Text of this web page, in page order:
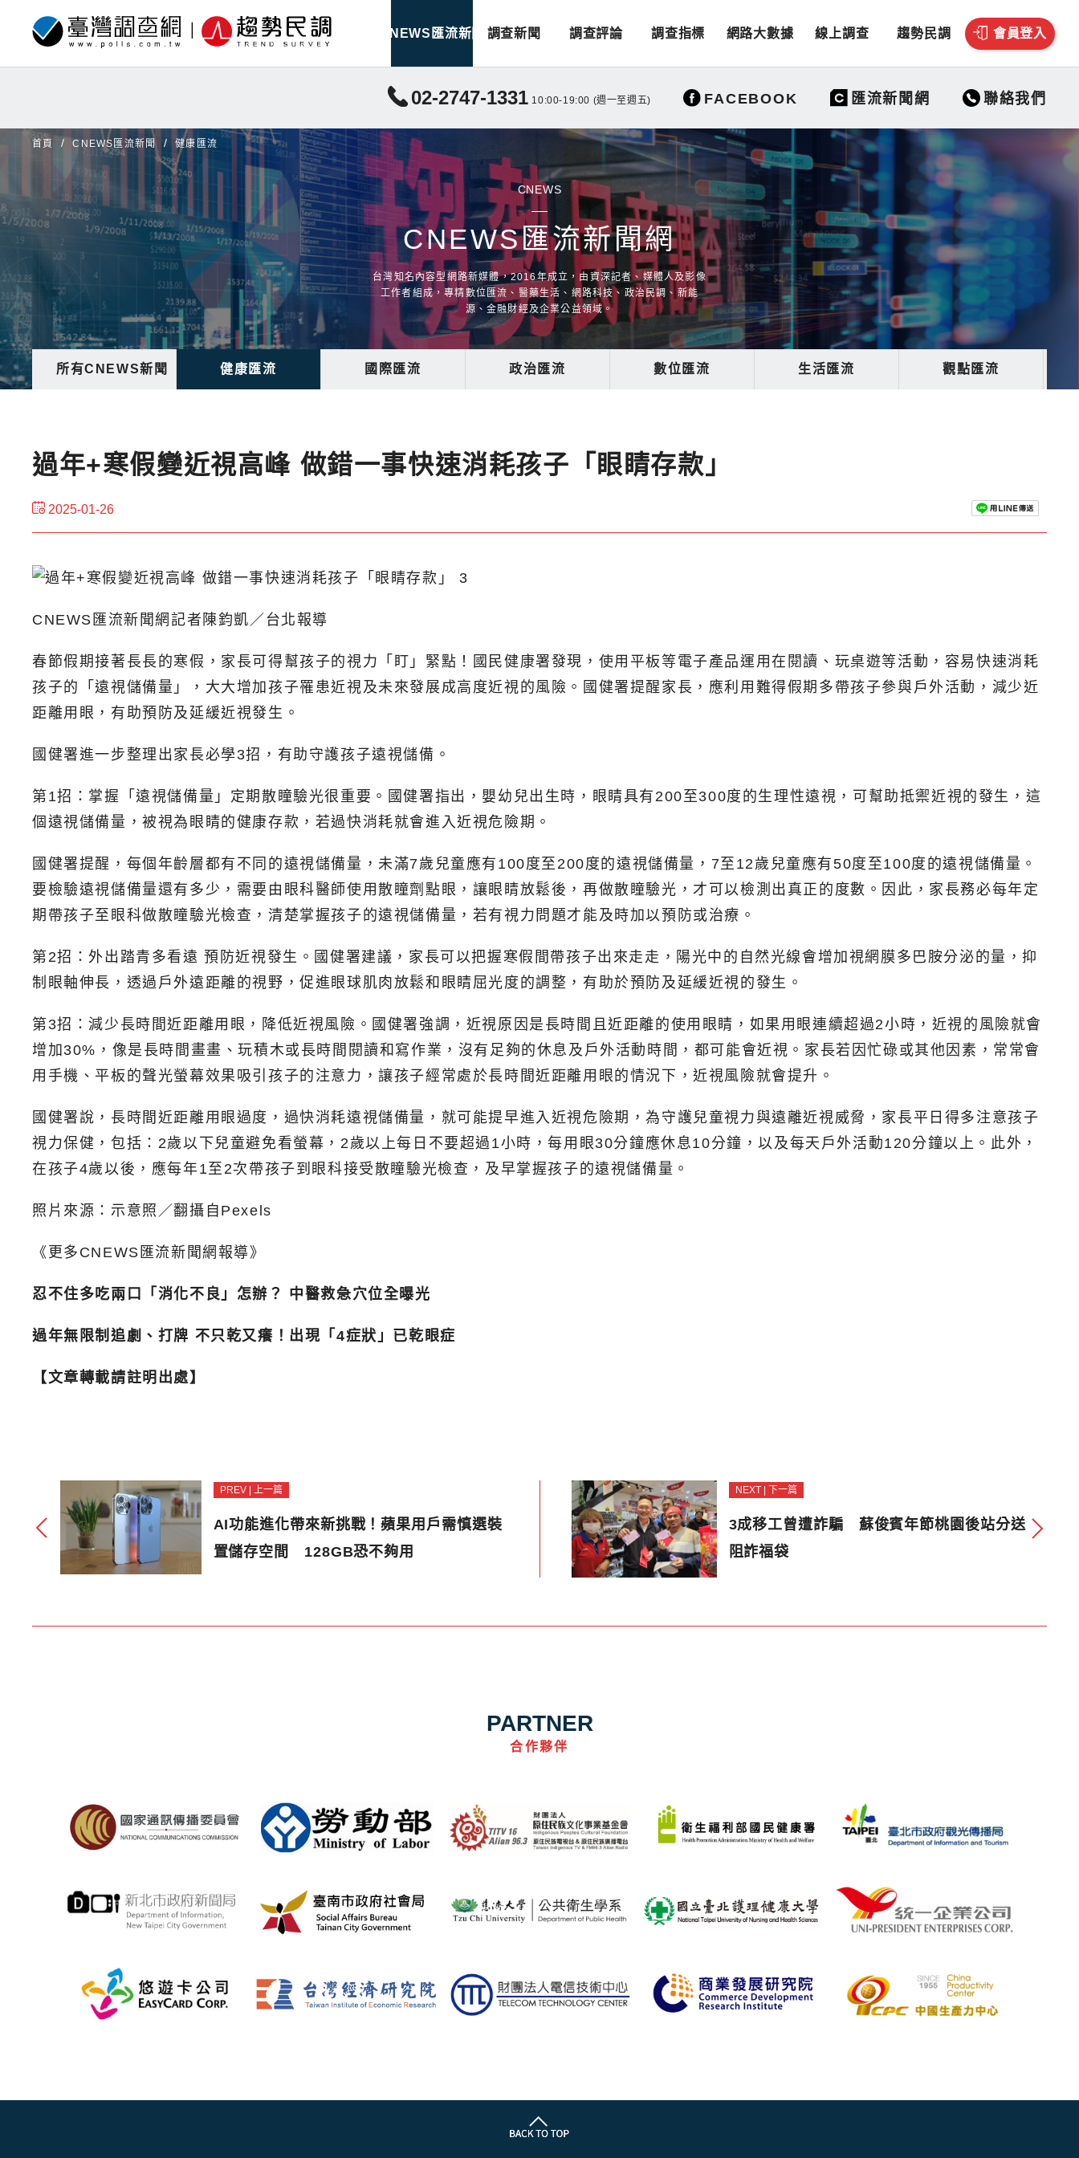
CNEWS匯流新聞 調查新聞 調查評論 調查指標 網路大數據 線上調查 趨勢民調 會員登入
02-2747-1331 10:00-19:00 (週一至週五) FACEBOOK 匯流新聞網 聯絡我們
首頁 CNEWS匯流新聞 健康匯流
CNEWS
CNEWS匯流新聞網
台灣知名內容型網路新媒體，2016年成立，由資深記者、媒體人及影像
工作者組成，專精數位匯流、醫藥生活、網路科技、政治民調、新能
源、金融財經及企業公益領域。
所有CNEWS新聞 健康匯流 國際匯流 政治匯流 數位匯流 生活匯流 觀點匯流
過年+寒假變近視高峰 做錯一事快速消耗孩子「眼睛存款」
2025-01-26
CNEWS匯流新聞網記者陳鈞凱／台北報導
春節假期接著長長的寒假，家長可得幫孩子的視力「盯」緊點！國民健康署發現，使用平板等電子產品運用在閱讀、玩桌遊等活動，容易快速消耗
孩子的「遠視儲備量」，大大增加孩子罹患近視及未來發展成高度近視的風險。國健署提醒家長，應利用難得假期多帶孩子參與戶外活動，減少近
距離用眼，有助預防及延緩近視發生。
國健署進一步整理出家長必學3招，有助守護孩子遠視儲備。
第1招：掌握「遠視儲備量」定期散瞳驗光很重要。國健署指出，嬰幼兒出生時，眼睛具有200至300度的生理性遠視，可幫助抵禦近視的發生，這
個遠視儲備量，被視為眼睛的健康存款，若過快消耗就會進入近視危險期。
國健署提醒，每個年齡層都有不同的遠視儲備量，未滿7歲兒童應有100度至200度的遠視儲備量，7至12歲兒童應有50度至100度的遠視儲備量。
要檢驗遠視儲備量還有多少，需要由眼科醫師使用散瞳劑點眼，讓眼睛放鬆後，再做散瞳驗光，才可以檢測出真正的度數。因此，家長務必每年定
期帶孩子至眼科做散瞳驗光檢查，清楚掌握孩子的遠視儲備量，若有視力問題才能及時加以預防或治療。
第2招：外出踏青多看遠 預防近視發生。國健署建議，家長可以把握寒假間帶孩子出來走走，陽光中的自然光線會增加視網膜多巴胺分泌的量，抑
制眼軸伸長，透過戶外遠距離的視野，促進眼球肌肉放鬆和眼睛屈光度的調整，有助於預防及延緩近視的發生。
第3招：減少長時間近距離用眼，降低近視風險。國健署強調，近視原因是長時間且近距離的使用眼睛，如果用眼連續超過2小時，近視的風險就會
增加30%，像是長時間畫畫、玩積木或長時間閱讀和寫作業，沒有足夠的休息及戶外活動時間，都可能會近視。家長若因忙碌或其他因素，常常會
用手機、平板的聲光螢幕效果吸引孩子的注意力，讓孩子經常處於長時間近距離用眼的情況下，近視風險就會提升。
國健署說，長時間近距離用眼過度，過快消耗遠視儲備量，就可能提早進入近視危險期，為守護兒童視力與遠離近視威脅，家長平日得多注意孩子
視力保健，包括：2歲以下兒童避免看螢幕，2歲以上每日不要超過1小時，每用眼30分鐘應休息10分鐘，以及每天戶外活動120分鐘以上。此外，
在孩子4歲以後，應每年1至2次帶孩子到眼科接受散瞳驗光檢查，及早掌握孩子的遠視儲備量。
照片來源：示意照／翻攝自Pexels
《更多CNEWS匯流新聞網報導》
忍不住多吃兩口「消化不良」怎辦？ 中醫救急穴位全曝光
過年無限制追劇、打牌 不只乾又癢！出現「4症狀」已乾眼症
【文章轉載請註明出處】
PREV | 上一篇
AI功能進化帶來新挑戰！蘋果用戶需慎選裝
置儲存空間 128GB恐不夠用
NEXT | 下一篇
3成移工曾遭詐騙 蘇俊賓年節桃園後站分送
阻詐福袋
PARTNER
合作夥伴